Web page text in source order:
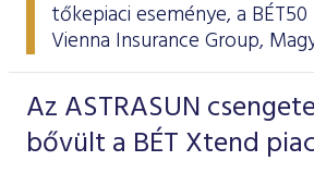
tőkepiaci eseménye, a
Vienna Insurance Group,
Az ASTRASUN
bővült a BÉT Xtend piac